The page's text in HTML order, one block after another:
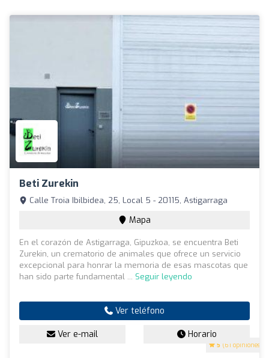
Beti Zurekin
5 (61 opiniones)
Calle Troia Ibilbidea, 25, Local 5 - 20115, Astigarraga
Mapa
En el corazón de Astigarraga, Gipuzkoa, se encuentra Beti
Zurekin, un crematorio de animales que ofrece un servicio
excepcional para honrar la memoria de esas mascotas que
han sido parte fundamental ... Seguir leyendo
Ver teléfono
Ver e-mail Horario